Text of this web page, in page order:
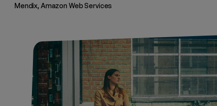
Mendix, Amazon Web Services